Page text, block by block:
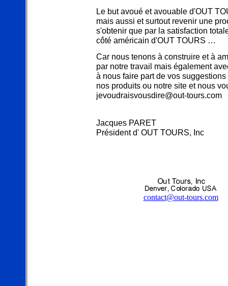
Le but avoué et avouable d'OUT
mais aussi et surtout revenir une
s'obtenir que par la satisfaction
côté américain d'OUT TOURS …
Car nous tenons à construire et à
par notre travail mais également
à nous faire part de vos
nos produits ou notre site et nous
jevoudraisvousdire@out-tours.com
Jacques PARET
Président d' OUT TOURS, Inc
contact@out-tours.com